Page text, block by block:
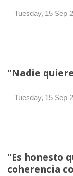
Tuesday, 15 Sep
"Nadie
Tuesday, 15 Sep
"Es honesto
coherencia